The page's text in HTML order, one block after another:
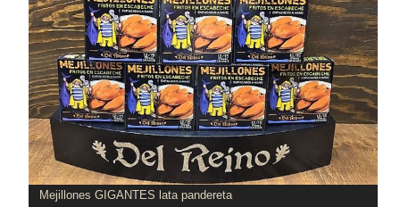
Mejillones GIGANTES lata pandereta